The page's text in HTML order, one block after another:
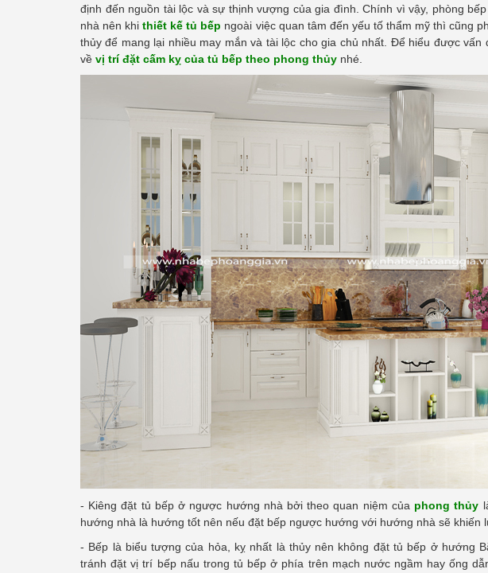
định đến nguồn tài lộc và sự thịnh vượng của gia đình. Chính vì vậy, phòng
nhà nên khithiết kế tủ bếp ngoài việc quan tâm đến yếu tố thẩm mỹ thì cũng
thủy để mang lại nhiều may mắn và tài lộc cho gia chủ nhất. Để hiểu được
về vị trí đặt cấm kỵ của tủ bếp theo phong thủy nhé.
- Kiêng đặt tủ bếp ở ngược hướng nhà bởi theo quan niệm của phong thủy
hướng nhà là hướng tốt nên nếu đặt bếp ngược hướng với hướng nhà sẽ khiến
- Bếp là biểu tượng của hỏa, kỵ nhất là thủy nên không đặt tủ bếp ở hướng
tránh đặt vị trí bếp nấu trong tủ bếp ở phía trên mạch nước ngầm hay ống